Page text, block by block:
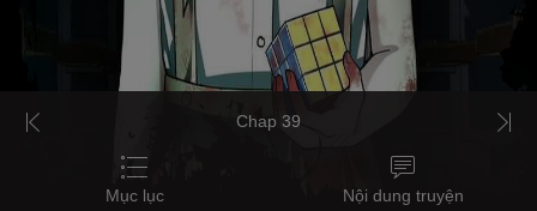
Chap 39
Mục lục Nội dung truyện